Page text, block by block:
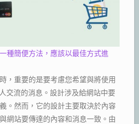
種簡便方法，應該以最佳方式進
，重要的是要考慮您希望與將使用
交流的消息。設計涉及給網站中要
。然而，它的設計主要取決於內容
網站要傳達的內容和消息一致。由